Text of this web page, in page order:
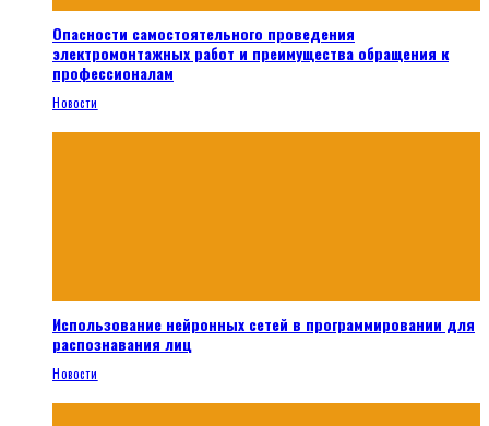
Опасности самостоятельного проведения
электромонтажных работ и преимущества обращения к
профессионалам
Новости
Использование нейронных сетей в программировании для
распознавания лиц
Новости